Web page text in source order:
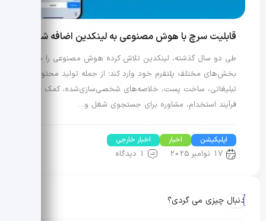
قابلیت سرچ با هوش مصنوعی به لینکدین اضافه شد!
طی دو سال گذشته، لینکدین تلاش کرده هوش مصنوعی را در
بخش‌های مختلف پلتفرم خود وارد کند؛ از جمله تولید محتوای
تبلیغاتی، ساخت پست، خلاصه‌های شخصی‌سازی‌شده، کمک در
فرآیند استخدام، مشاوره برای جستجوی شغل و…
اپلیکیشن اخبار اخبار خارجی
17 نوامبر 2025 1 دیدگاه
دنبال چیزی می گردی؟